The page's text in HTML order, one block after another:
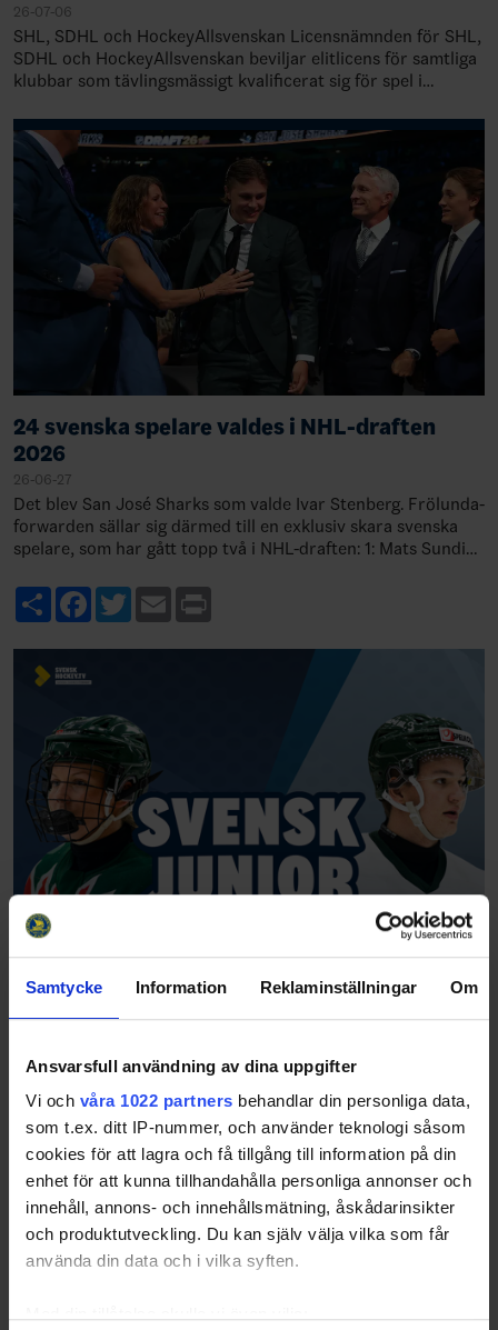
Samtycke Information Reklaminställningar Om
Ansvarsfull användning av dina uppgifter
Vi och våra 1022 partners behandlar din personliga data,
som t.ex. ditt IP-nummer, och använder teknologi såsom
cookies för att lagra och få tillgång till information på din
enhet för att kunna tillhandahålla personliga annonser och
innehåll, annons- och innehållsmätning, åskådarinsikter
och produktutveckling. Du kan själv välja vilka som får
använda din data och i vilka syften.
26-07-06
SHL, SDHL och HockeyAllsvenskan Licensnämnden för SHL,
SDHL och HockeyAllsvenskan beviljar elitlicens för samtliga
klubbar som tävlingsmässigt kvalificerat sig för spel i
24 svenska spelare valdes i NHL-draften
2026
26-06-27
Det blev San José Sharks som valde Ivar Stenberg. Frölunda-
forwarden sällar sig därmed till en exklusiv skara svenska
spelare, som har gått topp två i NHL-draften: 1: Mats Sundin,
ShareFacebook
TwitterEmail